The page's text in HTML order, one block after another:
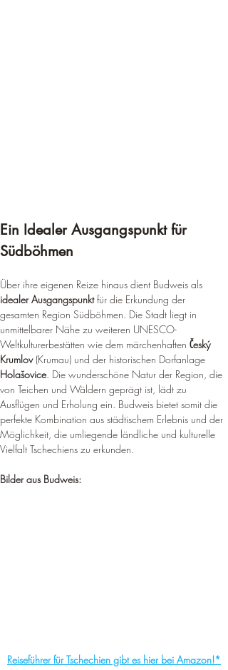
¡
Ein Idealer Ausgangspunkt für
Südböhmen
Über ihre eigenen Reize hinaus dient Budweis als
idealer Ausgangspunkt für die Erkundung der
gesamten Region Südböhmen. Die Stadt liegt in
unmittelbarer Nähe zu weiteren UNESCO-
Weltkulturerbestätten wie dem märchenhaften Český
Krumlov (Krumau) und der historischen Dorfanlage
Holašovice. Die wunderschöne Natur der Region, die
von Teichen und Wäldern geprägt ist, lädt zu
Ausflügen und Erholung ein. Budweis bietet somit die
perfekte Kombination aus städtischem Erlebnis und der
Möglichkeit, die umliegende ländliche und kulturelle
Vielfalt Tschechiens zu erkunden.
Bilder aus Budweis:
Reiseführer für Tschechien gibt es hier bei Amazon!*